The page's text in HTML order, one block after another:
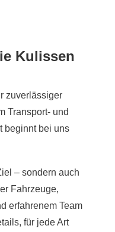
Kulissen
zuverlässiger
Transport- und
beginnt bei uns
– sondern auch
Fahrzeuge,
erfahrenem Team
für jede Art